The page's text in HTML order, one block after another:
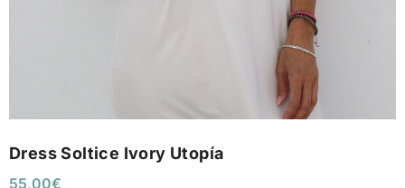
Dress Soltice Ivory Utopía
55,00€